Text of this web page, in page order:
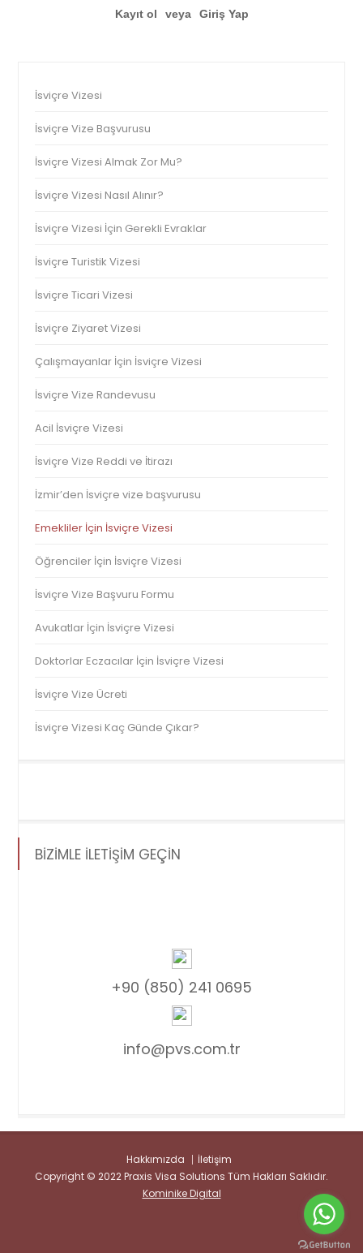
Kayıt ol veya Giriş Yap
İsviçre Vizesi
İsviçre Vize Başvurusu
İsviçre Vizesi Almak Zor Mu?
İsviçre Vizesi Nasıl Alınır?
İsviçre Vizesi İçin Gerekli Evraklar
İsviçre Turistik Vizesi
İsviçre Ticari Vizesi
İsviçre Ziyaret Vizesi
Çalışmayanlar İçin İsviçre Vizesi
İsviçre Vize Randevusu
Acil İsviçre Vizesi
İsviçre Vize Reddi ve İtirazı
İzmir’den İsviçre vize başvurusu
Emekliler İçin İsviçre Vizesi
Öğrenciler İçin İsviçre Vizesi
İsviçre Vize Başvuru Formu
Avukatlar İçin İsviçre Vizesi
Doktorlar Eczacılar İçin İsviçre Vizesi
İsviçre Vize Ücreti
İsviçre Vizesi Kaç Günde Çıkar?
BİZİMLE İLETİŞİM GEÇİN
+90 (850) 241 0695
info@pvs.com.tr
Hakkımızda
İletişim
Copyright © 2022 Praxis Visa Solutions Tüm Hakları Saklıdır.
Kominike Digital